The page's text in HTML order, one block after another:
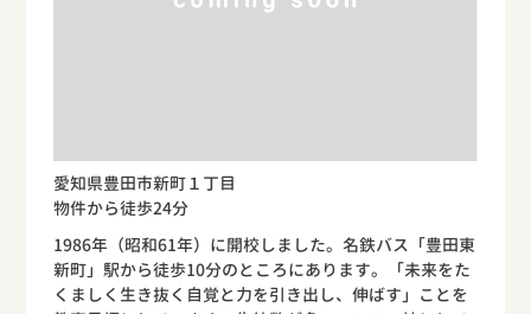
愛知県豊田市新町１丁目
物件から徒歩24分
1986年（昭和61年）に開校しました。名鉄バス「豊田東
新町」駅から徒歩10分のところにあります。「未来をた
くましく生き抜く自覚と力を引き出し、伸ばす」ことを